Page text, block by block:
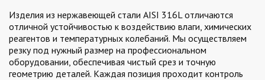
Изделия из нержавеющей стали AISI 316L отличаются
отличной устойчивостью к воздействию влаги, химических
реагентов и температурных колебаний. Мы осуществляем
резку под нужный размер на профессиональном
оборудовании, обеспечивая чистый срез и точную
геометрию деталей. Каждая позиция проходит контроль